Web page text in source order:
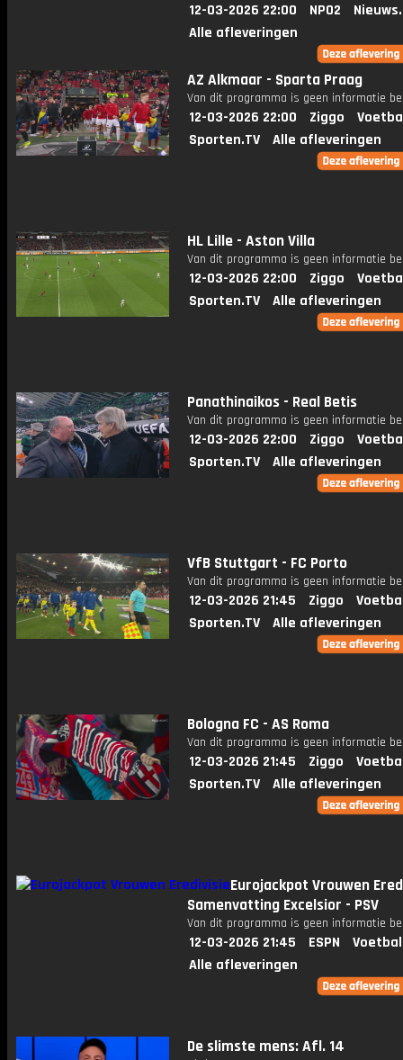
12-03-2026 22:00 NPO2
Alle afleveringen
AZ Alkmaar - Sparta Praag
Van dit programma is geen informatie
12-03-2026 22:00 Ziggo
Sporten.TV
Alle afleveringen
HL Lille - Aston Villa
Van dit programma is geen informatie
12-03-2026 22:00 Ziggo
Sporten.TV
Alle afleveringen
Panathinaikos - Real Betis
Van dit programma is geen informatie
12-03-2026 22:00 Ziggo
Sporten.TV
Alle afleveringen
VfB Stuttgart - FC Porto
Van dit programma is geen informatie
12-03-2026 21:45 Ziggo
Sporten.TV
Alle afleveringen
Bologna FC - AS Roma
Van dit programma is geen informatie
12-03-2026 21:45 Ziggo
Sporten.TV
Alle afleveringen
Eurojackpot Vrouwen
Samenvatting Excelsior - PSV
Van dit programma is geen informatie
12-03-2026 21:45 ESPN
Alle afleveringen
De slimste mens: Afl. 14